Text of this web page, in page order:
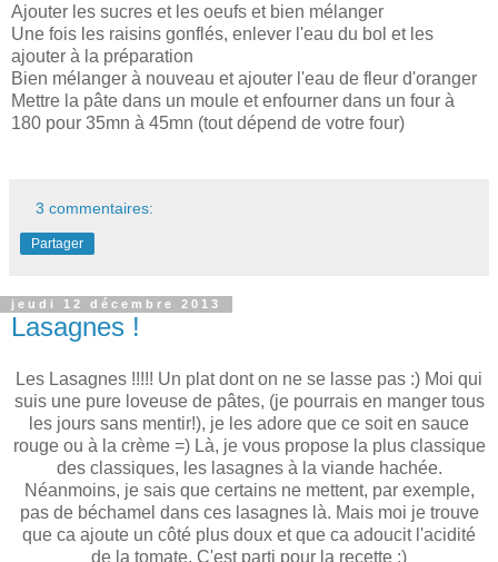
Ajouter les sucres et les oeufs et bien mélanger
Une fois les raisins gonflés, enlever l'eau du bol et les
ajouter à la préparation
Bien mélanger à nouveau et ajouter l'eau de fleur d'oranger
Mettre la pâte dans un moule et enfourner dans un four à
180 pour 35mn à 45mn (tout dépend de votre four)
3 commentaires:
Partager
jeudi 12 décembre 2013
Lasagnes !
Les Lasagnes !!!!! Un plat dont on ne se lasse pas :) Moi qui
suis une pure loveuse de pâtes, (je pourrais en manger tous
les jours sans mentir!), je les adore que ce soit en sauce
rouge ou à la crème =) Là, je vous propose la plus classique
des classiques, les lasagnes à la viande hachée.
Néanmoins, je sais que certains ne mettent, par exemple,
pas de béchamel dans ces lasagnes là. Mais moi je trouve
que ca ajoute un côté plus doux et que ca adoucit l'acidité
de la tomate. C'est parti pour la recette :)